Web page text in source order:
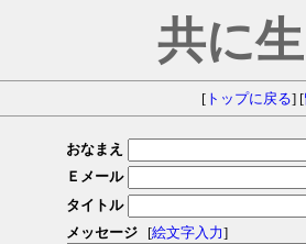
共に
[トップに戻る] [
おなまえ
Ｅメール
タイトル
メッセージ
[絵文字入力]